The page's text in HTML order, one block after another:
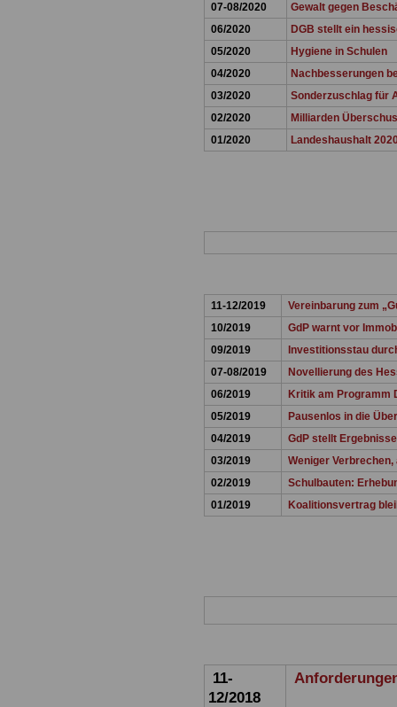
07-08/2020
Gewalt gegen
06/2020
DGB stellt ein
05/2020
Hygiene in Schulen
04/2020
Nachbesserungen
03/2020
Sonderzuschlag für
02/2020
Milliarden
01/2020
Landeshaushalt
11-12/2019
Vereinbarung zum
10/2019
GdP warnt vor
09/2019
Investitionsstau
07-08/2019
Novellierung des
06/2019
Kritik am Programm
05/2019
Pausenlos in die
04/2019
GdP stellt
03/2019
Weniger
02/2019
Schulbauten:
01/2019
Koalitionsvertrag
11-
12/2018